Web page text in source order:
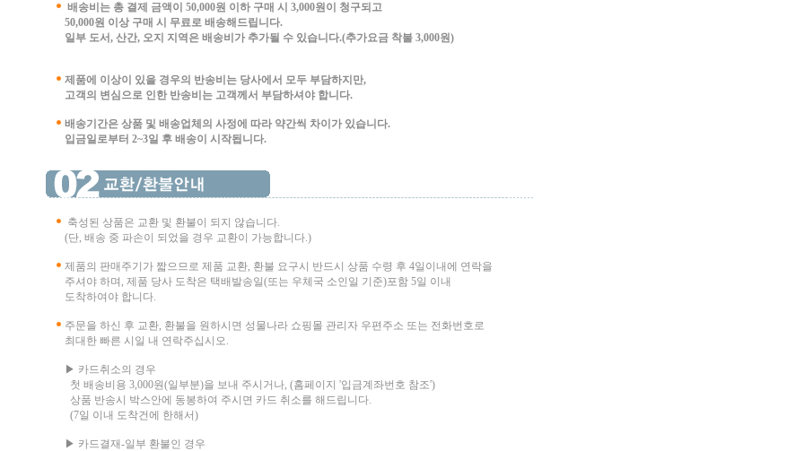
배송비는 총 결제 금액이 50,000원 이하 구매 시 3,000원이 청구되고
50,000원 이상 구매 시 무료로 배송해드립니다.
일부 도서, 산간, 오지 지역은 배송비가 추가될 수 있습니다.(추가요금 착불 3,000원)
제품에 이상이 있을 경우의 반송비는 당사에서 모두 부담하지만,
고객의 변심으로 인한 반송비는 고객께서 부담하셔야 합니다.
배송기간은 상품 및 배송업체의 사정에 따라 약간씩 차이가 있습니다.
입금일로부터 2~3일 후 배송이 시작됩니다.
축성된 상품은 교환 및 환불이 되지 않습니다.
(단, 배송 중 파손이 되었을 경우 교환이 가능합니다.)
제품의 판매주기가 짧으므로 제품 교환, 환불 요구시 반드시 상품 수령 후 4일이내에 연락을
주셔야 하며, 제품 당사 도착은 택배발송일(또는 우체국 소인일 기준)포함 5일 이내
도착하여야 합니다.
주문을 하신 후 교환, 환불을 원하시면 성물나라 쇼핑몰 관리자 우편주소 또는 전화번호로
최대한 빠른 시일 내 연락주십시오.
▶ 카드취소의 경우
첫 배송비용 3,000원(일부분)을 보내 주시거나, (홈페이지 '입금계좌번호 참조')
상품 반송시 박스안에 동봉하여 주시면 카드 취소를 해드립니다.
(7일 이내 도착건에 한해서)
▶ 카드결재-일부 환불인 경우